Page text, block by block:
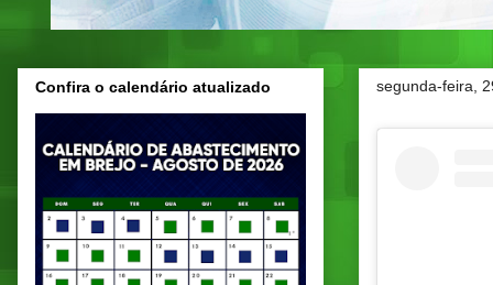
segunda-feira,
Confira o calendário atualizado